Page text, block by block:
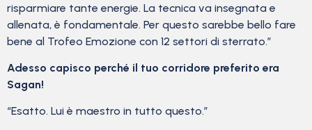
risparmiare tante energie. La tecnica va insegnata e
allenata, è fondamentale. Per questo sarebbe bello fare
bene al Trofeo Emozione con 12 settori di sterrato.”
Adesso capisco perché il tuo corridore preferito era
Sagan!
“Esatto. Lui è maestro in tutto questo.”